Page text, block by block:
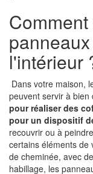
l'intérieur
Dans votre maison,
peuvent servir à bien
pour réaliser des
pour un dispositif
recouvrir ou à
certains éléments de
de cheminée, avec
habillage, les